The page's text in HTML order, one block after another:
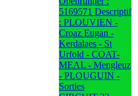
5169571 Descriptif
: PLOUVIEN -
Croaz Eugan -
Kerdalaes - St
Urfold - COAT-
MEAL - Mengleuz
- PLOUGUIN -
Sorties